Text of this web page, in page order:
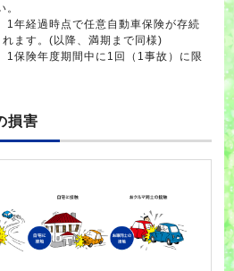
1年経過時点で任意自動車保険が存続
ます。(以降、満期まで同様)
1保険年度期間中に1回（1事故）に限
損害